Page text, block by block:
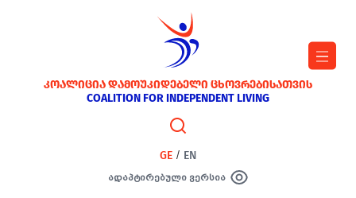
ᲙᲝᲐᲚᲘᲪᲘᲐ ᲓᲐᲛᲝᲣᲙᲘᲓᲔᲑᲔᲚᲘ ᲪᲮᲝᲕᲠᲔᲑᲘᲡᲐᲗᲕᲘᲡ
COALITION FOR INDEPENDENT LIVING
GE / EN
ადაპტირებული ვერსია